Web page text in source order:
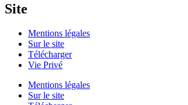
Site
Mentions légales
Sur le site
Télécharger
Vie Privé
Mentions légales
Sur le site